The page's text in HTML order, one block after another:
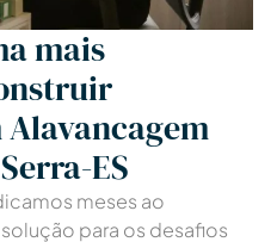
mais
ES
meses ao
para os desafios